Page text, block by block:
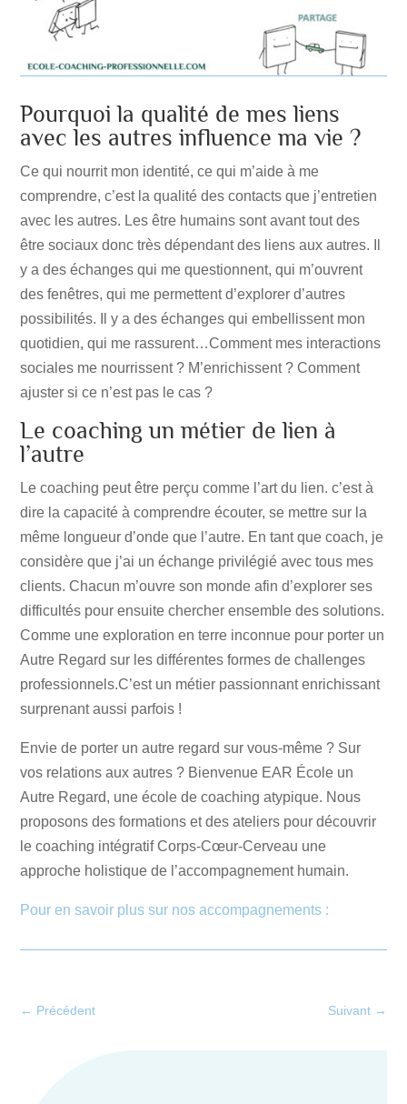
Pourquoi la qualité de mes liens
avec les autres influence ma vie ?
Ce qui nourrit mon identité, ce qui m’aide à me
comprendre, c’est la qualité des contacts que j’entretien
avec les autres. Les être humains sont avant tout des
être sociaux donc très dépendant des liens aux autres. Il
y a des échanges qui me questionnent, qui m’ouvrent
des fenêtres, qui me permettent d’explorer d’autres
possibilités. Il y a des échanges qui embellissent mon
quotidien, qui me rassurent…Comment mes interactions
sociales me nourrissent ? M’enrichissent ? Comment
ajuster si ce n’est pas le cas ?
Le coaching un métier de lien à
l’autre
Le coaching peut être perçu comme l’art du lien. c’est à
dire la capacité à comprendre écouter, se mettre sur la
même longueur d’onde que l’autre. En tant que coach, je
considère que j’ai un échange privilégié avec tous mes
clients. Chacun m’ouvre son monde afin d’explorer ses
difficultés pour ensuite chercher ensemble des solutions.
Comme une exploration en terre inconnue pour porter un
Autre Regard sur les différentes formes de challenges
professionnels.C’est un métier passionnant enrichissant
surprenant aussi parfois !
Envie de porter un autre regard sur vous-même ? Sur
vos relations aux autres ? Bienvenue EAR École un
Autre Regard, une école de coaching atypique. Nous
proposons des formations et des ateliers pour découvrir
le coaching intégratif Corps-Cœur-Cerveau une
approche holistique de l’accompagnement humain.
Pour en savoir plus sur nos accompagnements :
← Précédent Suivant→